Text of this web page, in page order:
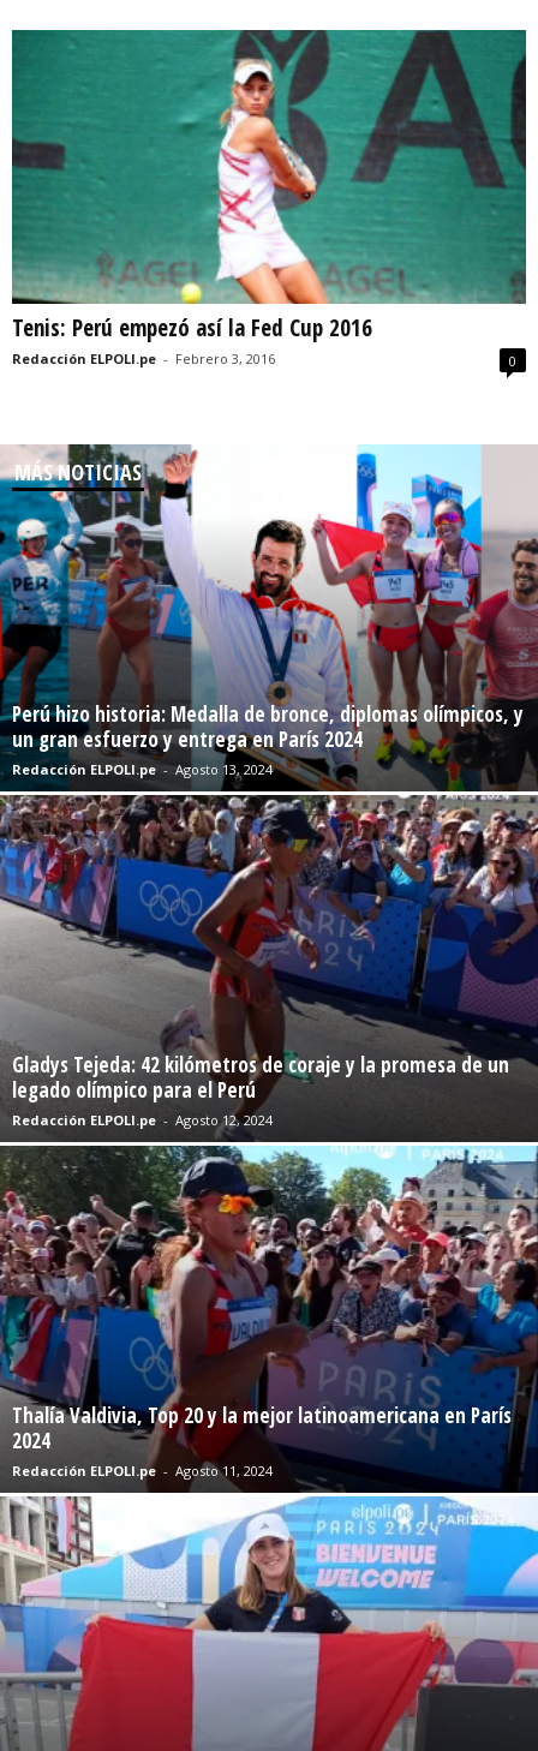
Tenis: Perú empezó así la Fed Cup 2016
Redacción ELPOLI.pe - Febrero 3, 2016 0
MÁS NOTICIAS
Perú hizo historia: Medalla de bronce, diplomas olímpicos, y
un gran esfuerzo y entrega en París 2024
Redacción ELPOLI.pe - Agosto 13, 2024
Gladys Tejeda: 42 kilómetros de coraje y la promesa de un
legado olímpico para el Perú
Redacción ELPOLI.pe - Agosto 12, 2024
Thalía Valdivia, Top 20 y la mejor latinoamericana en París
2024
Redacción ELPOLI.pe - Agosto 11, 2024